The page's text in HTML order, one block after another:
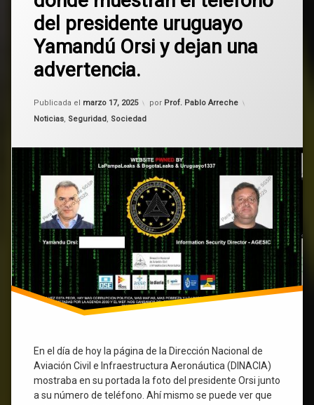
del presidente uruguayo
Yamandú Orsi y dejan una
advertencia.
Publicada el marzo 17, 2025
Actualizado el marzo 17, 2025
por Prof. Pablo Arreche
Categorías:
Noticias, Seguridad, Sociedad
En el día de hoy la página de la Dirección Nacional de
Aviación Civil e Infraestructura Aeronáutica (DINACIA)
mostraba en su portada la foto del presidente Orsi junto
a su número de teléfono. Ahí mismo se puede ver que
Uruguay
Yamandú
Orsi
Hackean
la
Web
de
DINACIA
donde
del
uruguayo
Yamandú
Orsi
y
dejan
una
advertencia.